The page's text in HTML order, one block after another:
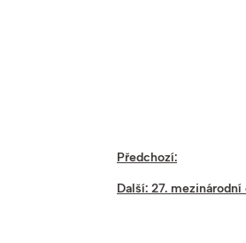
Předchozí:
Další: 27.